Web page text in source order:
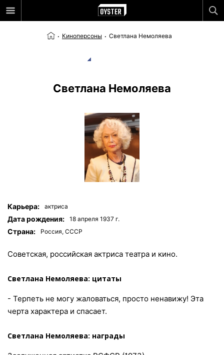
Киноперсоны Светлана Немоляева
Светлана Немоляева
Карьера: актриса
Дата рождения: 18 апреля 1937 г.
Страна: Россия, СССР
Советская, российская актриса театра и кино.
Светлана Немоляева: цитаты
- Терпеть не могу жаловаться, просто ненавижу! Эта
черта характера и спасает.
Светлана Немоляева: награды